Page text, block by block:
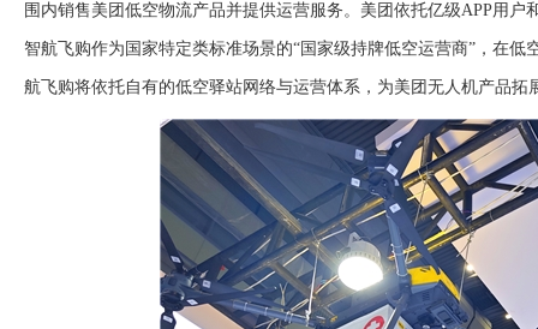
围内销售美团低空物流产品并提供运营服务。美团依托亿级APP用
智航飞购作为国家特定类标准场景的“国家级持牌低空运营商”，在
航飞购将依托自有的低空驿站网络与运营体系，为美团无人机产品